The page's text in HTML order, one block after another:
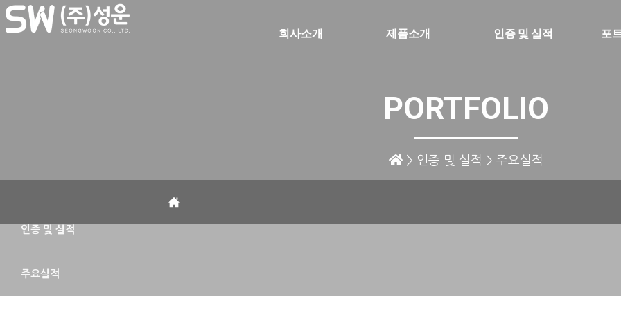
회사소개 제품소개 인증 및 실적 포
PORTFOLIO
> 인증 및 실적 > 주요실적
인증 및 실적
주요실적